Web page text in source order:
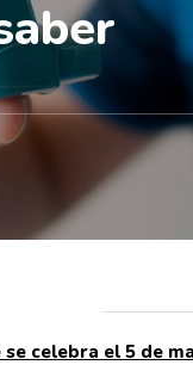
se celebra el 5 de